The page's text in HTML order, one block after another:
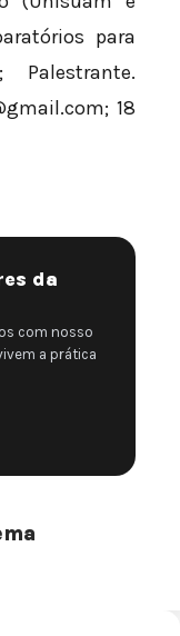
para
; 18
da
com nosso
a prática